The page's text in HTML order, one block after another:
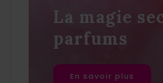
La magie
parfums
En savoir plus